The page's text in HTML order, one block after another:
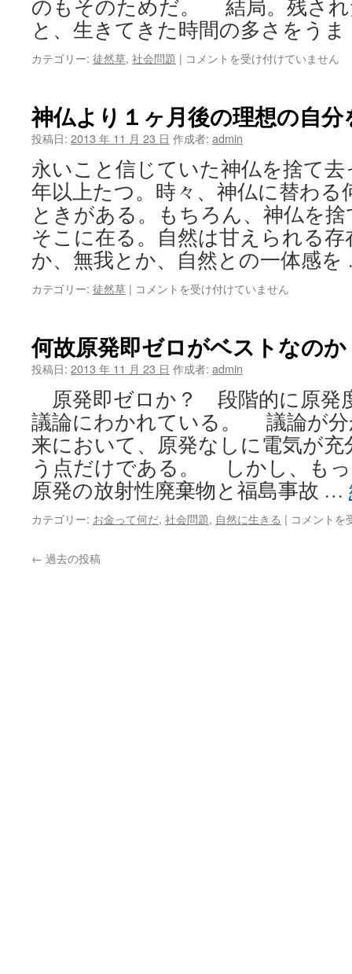
のもそのためだ。 結局。残され
と、生きてきた時間の多さをう
カテゴリー: 徒然草, 社会問題 | 物
シ
ン
プ
に
み
る
は
コメントを受け付けていません
神仏より１ヶ月後の理想の自
投稿日: 2013 年 11 月 23 日 作成者: admin
永いこと信じていた神仏を捨て
年以上たつ。時々、神仏に替わ
ときがある。もちろん、神仏を
そこに在る。自然は甘えられる
か、無我とか、自然との一体感
カテゴリー: 徒然草 | 神
り
１
ヶ
後
の
理
の
自
分
信
コメントを受け付けていません
何故原発即ゼロがベストなの
投稿日: 2013 年 11 月 23 日 作成者: admin
原発即ゼロか？ 段階的に原発
議論にわかれている。 議論が分
来において、原発なしに電気が
う点だけである。 しかし、も
原発の放射性廃棄物と福島事故 …
カテゴリー: お金って何だ, 社会問題, 自然に生きる | 何
コメントを
← 過去の投稿